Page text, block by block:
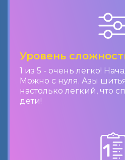
Уровень
1 из 5 - очень легко!
Можно с нуля. Азы
настолько легкий, что
дети!